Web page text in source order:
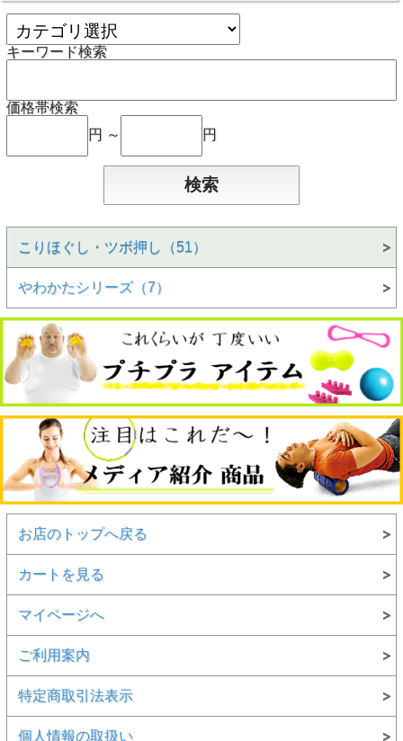
キーワード検索
価格帯検索
円 ～
円
こりほぐし・ツボ押し（51）
やわかたシリーズ（7）
お店のトップへ戻る
カートを見る
マイページへ
ご利用案内
特定商取引法表示
個人情報の取扱い